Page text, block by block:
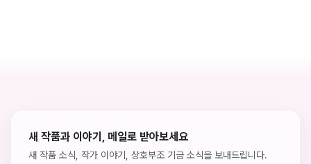
새 작품과 이야기, 메일로 받아보세요
새 작품 소식, 작가 이야기, 상호부조 기금 소식을 보내드립니다.